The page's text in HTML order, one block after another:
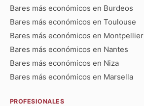
Bares más económicos en Burdeos
Bares más económicos en Toulouse
Bares más económicos en Montpellier
Bares más económicos en Nantes
Bares más económicos en Niza
Bares más económicos en Marsella
PROFESIONALES